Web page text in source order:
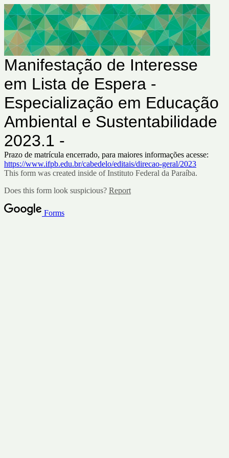
Manifestação de Interesse
em Lista de Espera -
Especialização em Educação
Ambiental e Sustentabilidade
2023.1 -
Prazo de matrícula encerrado, para maiores informações acesse:
https://www.ifpb.edu.br/cabedelo/editais/direcao-geral/2023
This form was created inside of Instituto Federal da Paraíba.
Does this form look suspicious? Report
Forms